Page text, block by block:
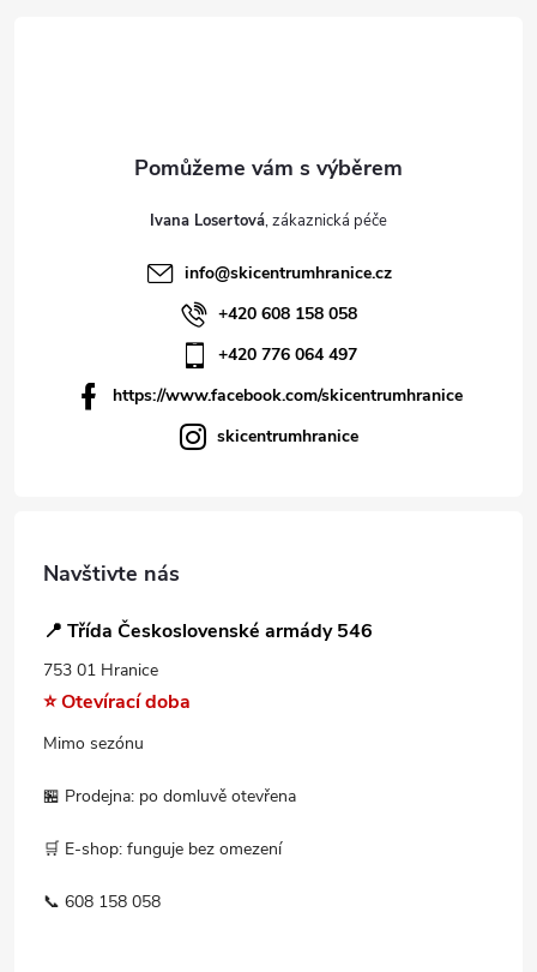
Ivana Losertová
info@skicentrumhranice.cz
+420 608 158 058
+420 776 064 497
https://www.facebook.com/skicentrumhranice
skicentrumhranice
Navštivte nás
📍 Třída Československé armády 546
753 01 Hranice
⭐ Otevírací doba
Mimo sezónu
🏪 Prodejna: po domluvě otevřena
🛒 E-shop: funguje bez omezení
📞 608 158 058